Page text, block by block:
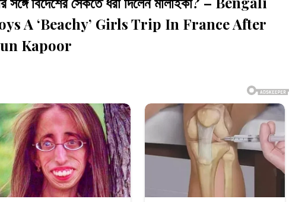
A ‘Beachy’ Girls Trip In France After
Kapoor